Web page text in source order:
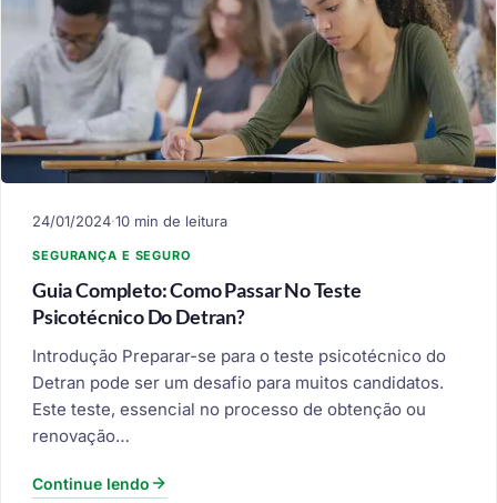
24/01/2024·10 min de leitura
SEGURANÇA E SEGURO
Guia Completo: Como Passar No Teste
Psicotécnico Do Detran?
Introdução Preparar-se para o teste psicotécnico do
Detran pode ser um desafio para muitos candidatos.
Este teste, essencial no processo de obtenção ou
renovação…
Continue lendo